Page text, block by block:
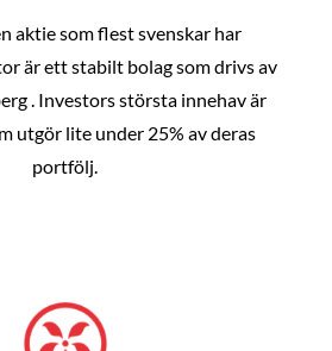
aktie som flest svenskar har
är ett stabilt bolag som drivs av
. Investors största innehav är
utgör lite under 25% av deras
portfölj.